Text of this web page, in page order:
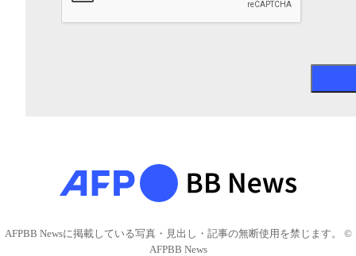
AFPBB Newsに掲載している写真・見出し・記事の無断使用を禁じます。 ©
AFPBB News